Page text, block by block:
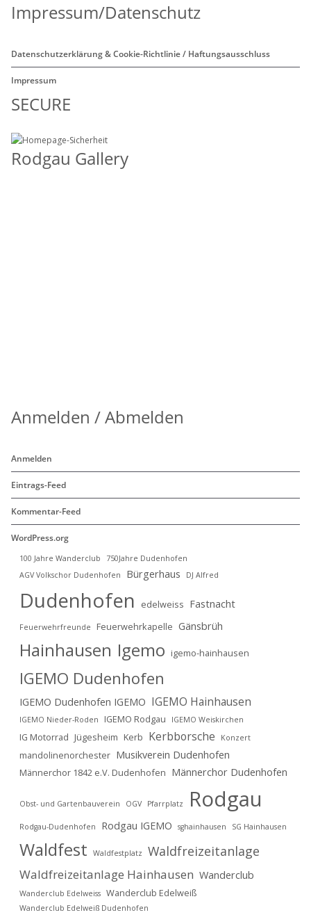
Impressum/Datenschutz
Datenschutzerklärung & Cookie-Richtlinie / Haftungsausschluss
Impressum
SECURE
Rodgau Gallery
Anmelden / Abmelden
Anmelden
Eintrags-Feed
Kommentar-Feed
WordPress.org
100 Jahre Wanderclub
750Jahre Dudenhofen
AGV Volkschor Dudenhofen
Bürgerhaus DJ Alfred
Dudenhofen edelweiss Fastnacht
Feuerwehrfreunde Feuerwehrkapelle Gänsbrüh
Hainhausen Igemo igemo-hainhausen
IGEMO Dudenhofen
IGEMO Dudenhofen IGEMO IGEMO Hainhausen
IGEMO Nieder-Roden IGEMO Rodgau IGEMO Weiskirchen
IG Motorrad Jügesheim Kerb Kerbborsche Konzert
mandolinenorchester Musikverein Dudenhofen
Männerchor 1842 e.V. Dudenhofen Männerchor Dudenhofen
Obst- und Gartenbauverein OGV Pfarrplatz Rodgau
Rodgau-Dudenhofen Rodgau IGEMO sghainhausen SG Hainhausen
Waldfest Waldfestplatz Waldfreizeitanlage
Waldfreizeitanlage Hainhausen Wanderclub
Wanderclub Edelweiss Wanderclub Edelweiß
Wanderclub Edelweiß Dudenhofen